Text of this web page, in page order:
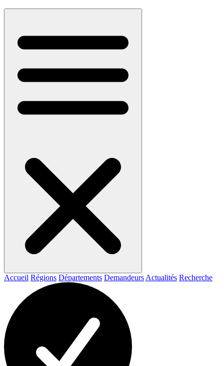
Accueil Régions Départements Demandeurs Actualités Recherche